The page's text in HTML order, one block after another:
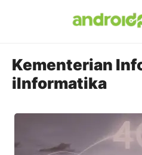
Kementerian
iInformatika